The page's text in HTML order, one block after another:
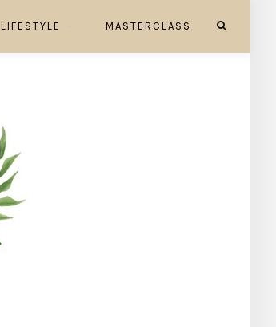
LIFESTYLE MASTERCLASS